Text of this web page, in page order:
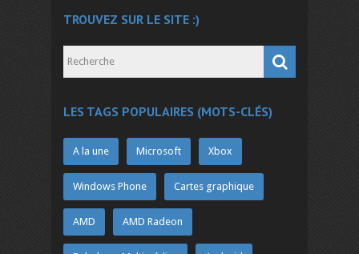
TROUVEZ SUR LE SITE :)
LES TAGS POPULAIRES (MOTS-CLÉS)
A la une Microsoft Xbox
Windows Phone Cartes graphique
AMD AMD Radeon